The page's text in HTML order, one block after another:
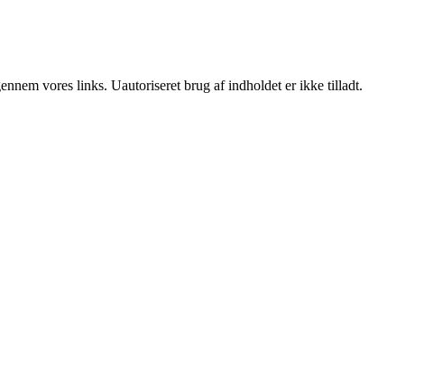
vores links. Uautoriseret brug af indholdet er ikke tilladt.